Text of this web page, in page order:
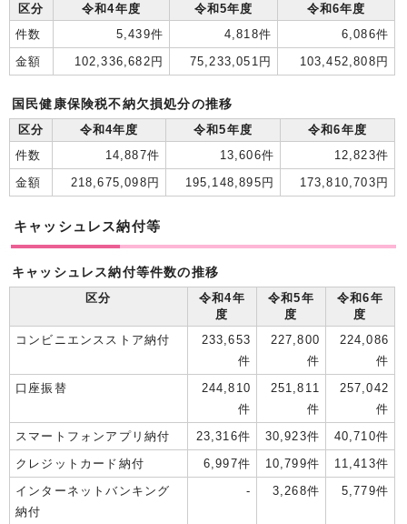
区分
令和4年度 令和5年度
令和6年度
件数
5,439件 4,818件
6,086件
金額
102,336,682円 75,233,051円 103,452,808円
国民健康保険税不納欠損処分の推移
区分
令和4年度 令和5年度
令和6年度
件数
14,887件 13,606件
12,823件
金額
218,675,098円 195,148,895円 173,810,703円
キャッシュレス納付等
キャッシュレス納付等件数の推移
区分
令和4年
度
令和5年
度
令和6年
度
コンビニエンスストア納付
233,653
件
227,800
件
224,086
件
口座振替
244,810
件
251,811
件
257,042
件
スマートフォンアプリ納付
23,316件 30,923件
40,710件
クレジットカード納付
6,997件 10,799件
11,413件
インターネットバンキング
納付
- 3,268件 5,779件